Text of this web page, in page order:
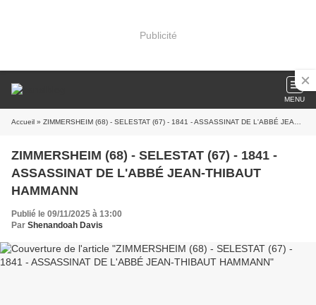
Publicité
MENU
Accueil » ZIMMERSHEIM (68) - SELESTAT (67) - 1841 - ASSASSINAT DE L'ABBÉ JEAN-THIBAUT HAMMANN
ZIMMERSHEIM (68) - SELESTAT (67) - 1841 -
ASSASSINAT DE L'ABBÉ JEAN-THIBAUT
HAMMANN
Publié le 09/11/2025 à 13:00
Par Shenandoah Davis